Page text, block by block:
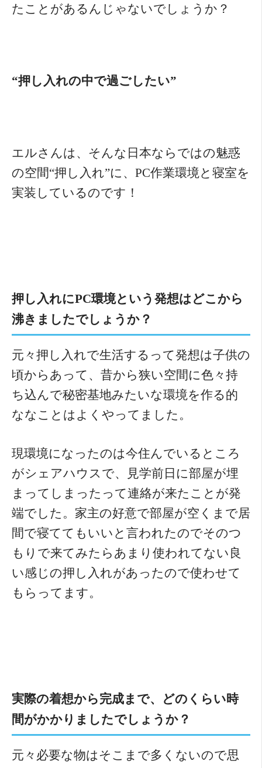
たことがあるんじゃないでしょうか？
“押し入れの中で過ごしたい”
エルさんは、そんな日本ならではの魅惑
の空間“押し入れ”に、PC作業環境と寝室を
実装しているのです！
押し入れにPC環境という発想はどこから
沸きましたでしょうか？
元々押し入れで生活するって発想は子供の
頃からあって、昔から狭い空間に色々持
ち込んで秘密基地みたいな環境を作る的
ななことはよくやってました。
現環境になったのは今住んでいるところ
がシェアハウスで、見学前日に部屋が埋
まってしまったって連絡が来たことが発
端でした。家主の好意で部屋が空くまで居
間で寝ててもいいと言われたのでそのつ
もりで来てみたらあまり使われてない良
い感じの押し入れがあったので使わせて
もらってます。
実際の着想から完成まで、どのくらい時
間がかかりましたでしょうか？
元々必要な物はそこまで多くないので思